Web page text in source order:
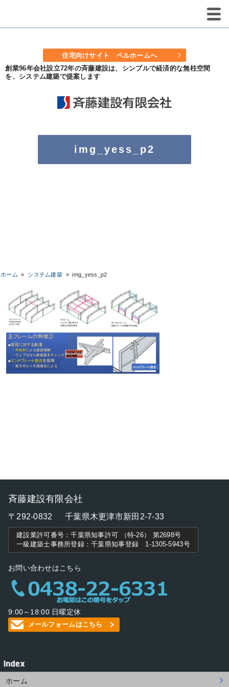
住宅向けサイト ベルホームへ
創業96年会社設立72年の斉藤建設は、シンプルで経済的な無柱空間
を、システム建築で提案します
img_yess_p2
ホーム » システム建築 »img_yess_p2
斉藤建設有限会社
〒292-0832 千葉県木更津市新田2-7-33
建設業許可番号：千葉県知事許可 （特-26） 第2698号
一級建築士事務所登録：千葉県知事登録 1-1305-5943号
お問い合わせはこちら
9:00～18:00 日曜定休
メールフォームはこちら
ホーム